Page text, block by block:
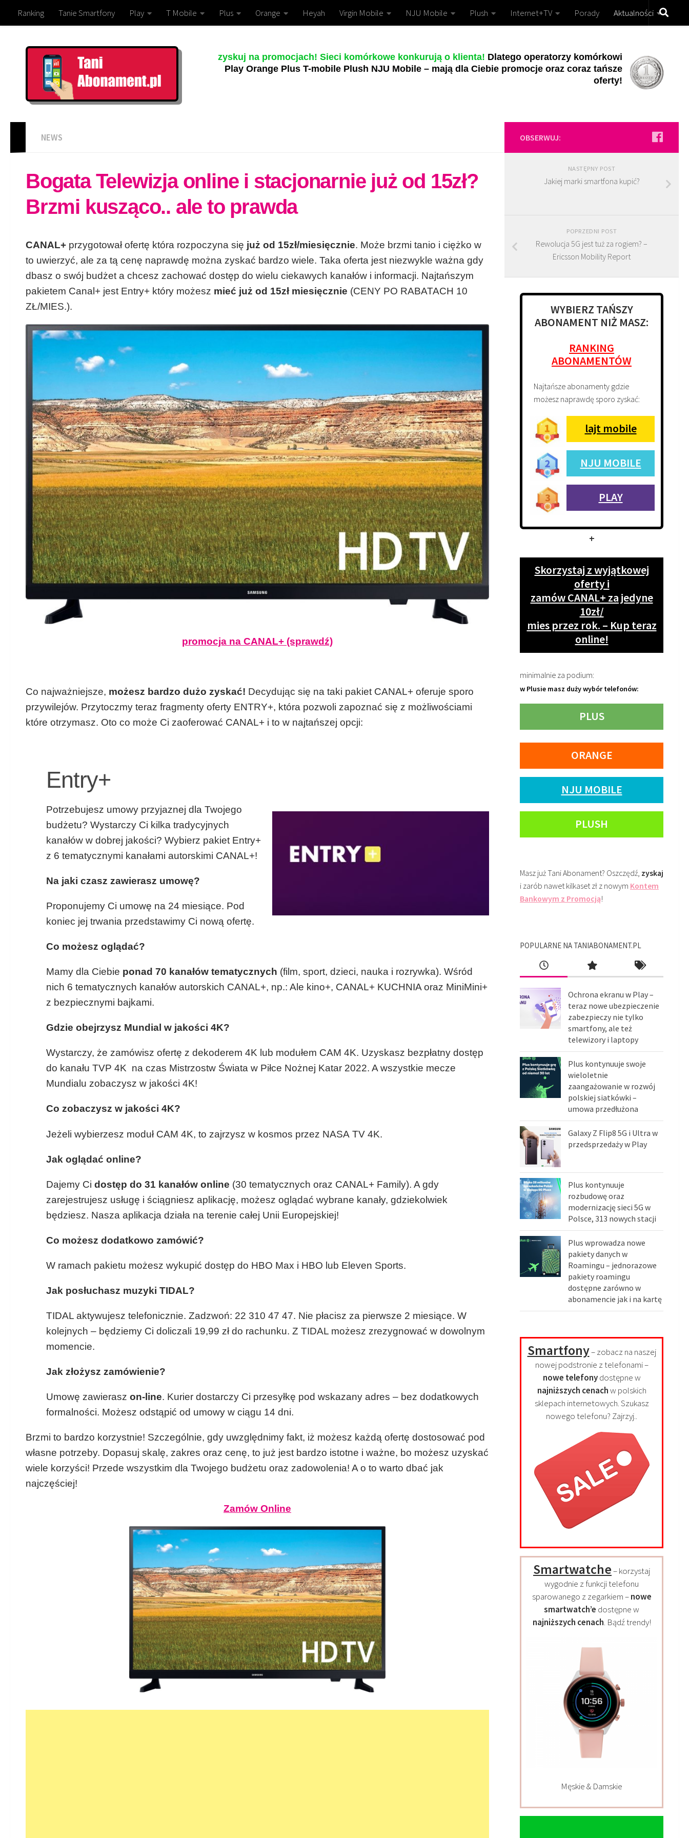
Ranking Tanie Smartfony Play T Mobile Plus Orange Heyah Virgin Mobile NJU Mobile Plush Internet+TV Porady Aktualności
zyskuj na promocjach! Sieci komórkowe konkurują o klienta! Dlatego operatorzy komórkowi
Play Orange Plus T-mobile Plush NJU Mobile – mają dla Ciebie promocje oraz coraz tańsze
oferty!
NEWS
Bogata Telewizja online i stacjonarnie już od 15zł?
Brzmi kusząco.. ale to prawda
CANAL+ przygotował ofertę która rozpoczyna się już od 15zł/miesięcznie. Może brzmi tanio i ciężko w
to uwierzyć, ale za tą cenę naprawdę można zyskać bardzo wiele. Taka oferta jest niezwykle ważna gdy
dbasz o swój budżet a chcesz zachować dostęp do wielu ciekawych kanałów i informacji. Najtańszym
pakietem Canal+ jest Entry+ który możesz mieć już od 15zł miesięcznie (CENY PO RABATACH 10
ZŁ/MIES.).
promocja na CANAL+ (sprawdź)
Co najważniejsze, możesz bardzo dużo zyskać! Decydując się na taki pakiet CANAL+ oferuje sporo
przywilejów. Przytoczmy teraz fragmenty oferty ENTRY+, która pozwoli zapoznać się z możliwościami
które otrzymasz. Oto co może Ci zaoferować CANAL+ i to w najtańszej opcji:
Entry+
Potrzebujesz umowy przyjaznej dla Twojego
budżetu? Wystarczy Ci kilka tradycyjnych
kanałów w dobrej jakości? Wybierz pakiet Entry+
z 6 tematycznymi kanałami autorskimi CANAL+!
Na jaki czasz zawierasz umowę?
Proponujemy Ci umowę na 24 miesiące. Pod
koniec jej trwania przedstawimy Ci nową ofertę.
Co możesz oglądać?
Mamy dla Ciebie ponad 70 kanałów tematycznych (film, sport, dzieci, nauka i rozrywka). Wśród
nich 6 tematycznych kanałów autorskich CANAL+, np.: Ale kino+, CANAL+ KUCHNIA oraz MiniMini+
z bezpiecznymi bajkami.
Gdzie obejrzysz Mundial w jakości 4K?
Wystarczy, że zamówisz ofertę z dekoderem 4K lub modułem CAM 4K. Uzyskasz bezpłatny dostęp
do kanału TVP 4K na czas Mistrzostw Świata w Piłce Nożnej Katar 2022. A wszystkie mecze
Mundialu zobaczysz w jakości 4K!
Co zobaczysz w jakości 4K?
Jeżeli wybierzesz moduł CAM 4K, to zajrzysz w kosmos przez NASA TV 4K.
Jak oglądać online?
Dajemy Ci dostęp do 31 kanałów online (30 tematycznych oraz CANAL+ Family). A gdy
zarejestrujesz usługę i ściągniesz aplikację, możesz oglądać wybrane kanały, gdziekolwiek
będziesz. Nasza aplikacja działa na terenie całej Unii Europejskiej!
Co możesz dodatkowo zamówić?
W ramach pakietu możesz wykupić dostęp do HBO Max i HBO lub Eleven Sports.
Jak posłuchasz muzyki TIDAL?
TIDAL aktywujesz telefonicznie. Zadzwoń: 22 310 47 47. Nie płacisz za pierwsze 2 miesiące. W
kolejnych – będziemy Ci doliczali 19,99 zł do rachunku. Z TIDAL możesz zrezygnować w dowolnym
momencie.
Jak złożysz zamówienie?
Umowę zawierasz on-line. Kurier dostarczy Ci przesyłkę pod wskazany adres – bez dodatkowych
formalności. Możesz odstąpić od umowy w ciągu 14 dni.
Brzmi to bardzo korzystnie! Szczególnie, gdy uwzględnimy fakt, iż możesz każdą ofertę dostosować pod
własne potrzeby. Dopasuj skalę, zakres oraz cenę, to już jest bardzo istotne i ważne, bo możesz uzyskać
wiele korzyści! Przede wszystkim dla Twojego budżetu oraz zadowolenia! A o to warto dbać jak
najczęściej!
Zamów Online
OBSERWUJ:
NASTĘPNY POST
Jakiej marki smartfona kupić?
POPRZEDNI POST
Rewolucja 5G jest tuż za rogiem? –
Ericsson Mobility Report
WYBIERZ TAŃSZY
ABONAMENT NIŻ MASZ:
RANKING
ABONAMENTÓW
Najtańsze abonamenty gdzie
możesz naprawdę sporo zyskać:
lajt mobile
NJU MOBILE
PLAY
+
Skorzystaj z wyjątkowej
oferty i
zamów CANAL+ za jedyne
10zł/
mies przez rok. – Kup teraz
online!
minimalnie za podium:
w Plusie masz duży wybór telefonów:
PLUS
ORANGE
NJU MOBILE
PLUSH
Masz już Tani Abonament? Oszczędź, zyskaj
i zarób nawet kilkaset zł z nowym Kontem
Bankowym z Promocją!
POPULARNE NA TANIABONAMENT.PL
Ochrona ekranu w Play –
teraz nowe ubezpieczenie
zabezpieczy nie tylko
smartfony, ale też
telewizory i laptopy
Plus kontynuuje swoje
wieloletnie
zaangażowanie w rozwój
polskiej siatkówki –
umowa przedłużona
Galaxy Z Flip8 5G i Ultra w
przedsprzedaży w Play
Plus kontynuuje
rozbudowę oraz
modernizację sieci 5G w
Polsce, 313 nowych stacji
Plus wprowadza nowe
pakiety danych w
Roamingu – jednorazowe
pakiety roamingu
dostępne zarówno w
abonamencie jak i na kartę
Smartfony– zobacz na naszej
nowej podstronie z telefonami –
nowe telefonydostępne w
najniższych cenachw polskich
sklepach internetowych. Szukasz
nowego telefonu? Zajrzyj..
Smartwatche– korzystaj
wygodnie z funkcji telefonu
sparowanego z zegarkiem –nowe
smartwatch’e dostępne w
najniższych cenach. Bądź trendy!
Męskie & Damskie